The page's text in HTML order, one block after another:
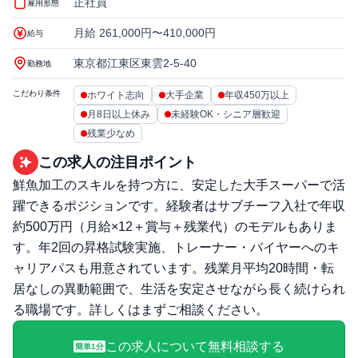
雇用形態
給与 月給 261,000円〜410,000円
勤務地 東京都江東区東雲2-5-40
こだわり条件 ホワイト志向 大手企業
年収450万以上
月8日以上休み
未経験OK・シニア層歓迎
残業少なめ
この求人の注目ポイント
鮮魚加工のスキルを持つ方に、安定した大手スーパーで活
躍できるポジションです。経験者はサブチーフ入社で年収
約500万円（月給×12＋賞与＋残業代）のモデルもありま
す。年2回の昇格試験実施、トレーナー・バイヤーへのキ
ャリアパスも用意されています。残業月平均20時間・転
居なしの異動範囲で、生活を安定させながら長く続けられ
る職場です。詳しくはまずご相談ください。
簡単1分 この求人について無料相談する